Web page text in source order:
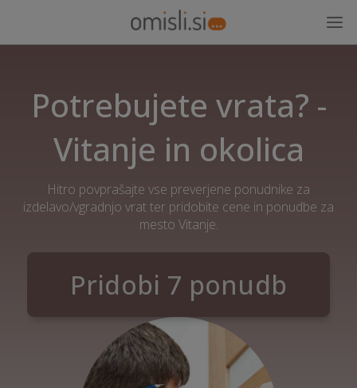
Potrebujete vrata? -
Vitanje in okolica
Hitro povprašajte vse preverjene ponudnike za
izdelavo/vgradnjo vrat ter pridobite cene in ponudbe za
mesto Vitanje.
Pridobi 7 ponudb